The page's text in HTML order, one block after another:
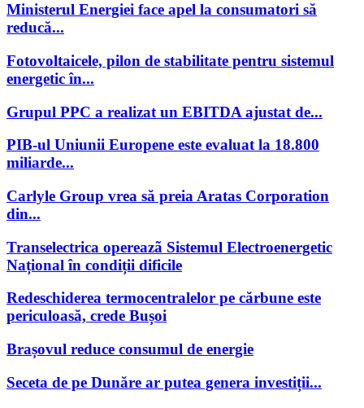
Ministerul Energiei face apel la consumatori să
reducă...
Fotovoltaicele, pilon de stabilitate pentru sistemul
energetic în...
Grupul PPC a realizat un EBITDA ajustat de...
PIB-ul Uniunii Europene este evaluat la 18.800
miliarde...
Carlyle Group vrea să preia Aratas Corporation
din...
Transelectrica opereazã Sistemul Electroenergetic
Național în condiții dificile
Redeschiderea termocentralelor pe cărbune este
periculoasă, crede Bușoi
Brașovul reduce consumul de energie
Seceta de pe Dunăre ar putea genera investiții...